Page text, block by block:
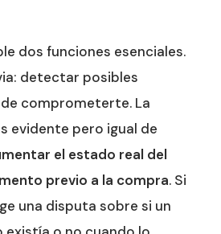
dos funciones esenciales.
detectar posibles
comprometerte. La
evidente pero igual de
el estado real del
previo a la compra. Si
una disputa sobre si un